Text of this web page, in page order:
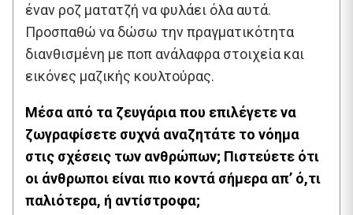
έναν ροζ ματατζή να φυλάει όλα αυτά.
Προσπαθώ να δώσω την πραγματικότητα
διανθισμένη με ποπ ανάλαφρα στοιχεία και
εικόνες μαζικής κουλτούρας.
Μέσα από τα ζευγάρια που επιλέγετε να
ζωγραφίσετε συχνά αναζητάτε το νόημα
στις σχέσεις των ανθρώπων; Πιστεύετε ότι
οι άνθρωποι είναι πιο κοντά σήμερα απ’ ό,τι
παλιότερα, ή αντίστροφα;